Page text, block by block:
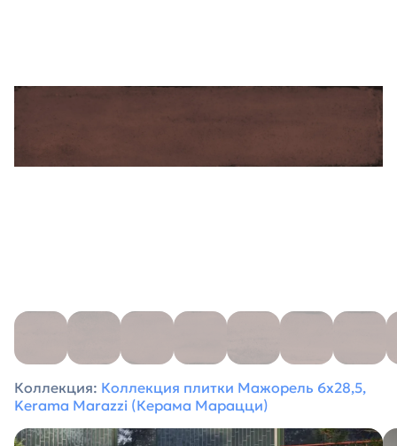
Коллекция: Коллекция плитки Мажорель 6х28,5,
Kerama Marazzi (Керама Марацци)